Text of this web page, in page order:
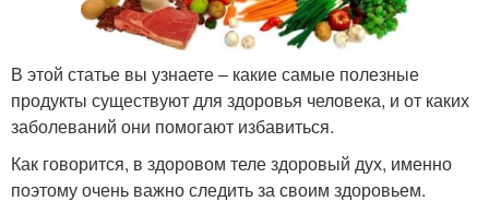
В этой статье вы узнаете – какие самые полезные
продукты существуют для здоровья человека, и от каких
заболеваний они помогают избавиться.
Как говорится, в здоровом теле здоровый дух, именно
поэтому очень важно следить за своим здоровьем.